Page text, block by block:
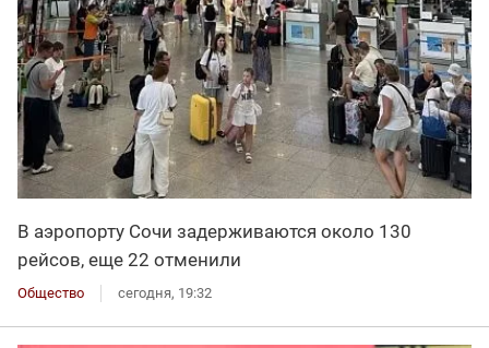
В аэропорту Сочи задерживаются около 130
рейсов, еще 22 отменили
Общество сегодня, 19:32